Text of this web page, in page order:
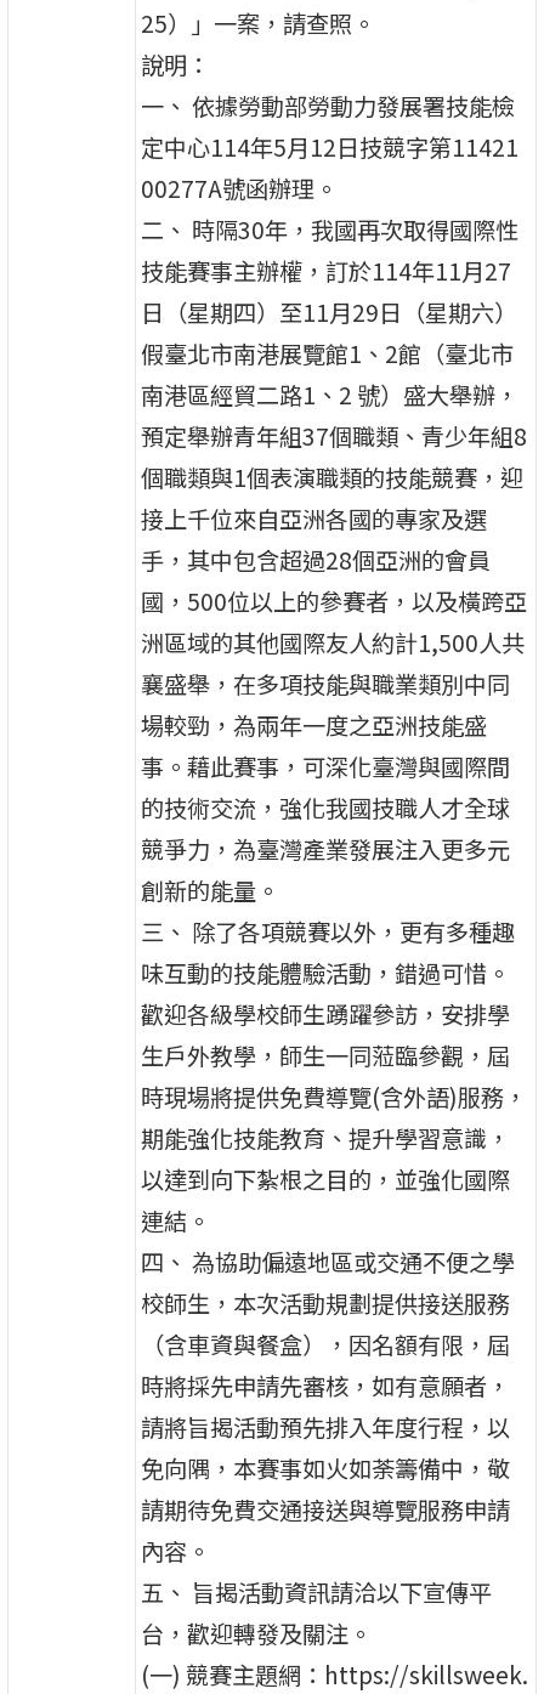
25）」一案，請查照。
說明：
一、 依據勞動部勞動力發展署技能檢
定中心114年5月12日技競字第11421
00277A號函辦理。
二、 時隔30年，我國再次取得國際性
技能賽事主辦權，訂於114年11月27
日（星期四）至11月29日（星期六）
假臺北市南港展覽館1、2館（臺北市
南港區經貿二路1、2 號）盛大舉辦，
預定舉辦青年組37個職類、青少年組8
個職類與1個表演職類的技能競賽，迎
接上千位來自亞洲各國的專家及選
手，其中包含超過28個亞洲的會員
國，500位以上的參賽者，以及橫跨亞
洲區域的其他國際友人約計1,500人共
襄盛舉，在多項技能與職業類別中同
場較勁，為兩年一度之亞洲技能盛
事。藉此賽事，可深化臺灣與國際間
的技術交流，強化我國技職人才全球
競爭力，為臺灣產業發展注入更多元
創新的能量。
三、 除了各項競賽以外，更有多種趣
味互動的技能體驗活動，錯過可惜。
歡迎各級學校師生踴躍參訪，安排學
生戶外教學，師生一同蒞臨參觀，屆
時現場將提供免費導覽(含外語)服務，
期能強化技能教育、提升學習意識，
以達到向下紮根之目的，並強化國際
連結。
四、 為協助偏遠地區或交通不便之學
校師生，本次活動規劃提供接送服務
（含車資與餐盒），因名額有限，屆
時將採先申請先審核，如有意願者，
請將旨揭活動預先排入年度行程，以
免向隅，本賽事如火如荼籌備中，敬
請期待免費交通接送與導覽服務申請
內容。
五、 旨揭活動資訊請洽以下宣傳平
台，歡迎轉發及關注。
(一) 競賽主題網：https://skillsweek.